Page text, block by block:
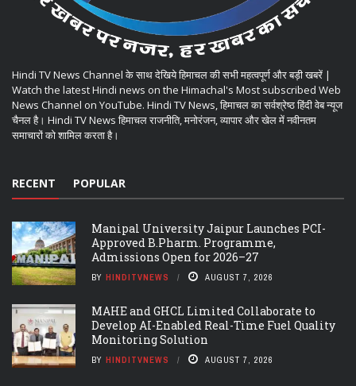
Hindi TV News Channel के साथ देखिये हिमाचल की सभी महत्वपूर्ण और बड़ी खबरें |
Watch the latest Hindi news on the Himachal's Most subscribed Web
News Channel on YouTube. Hindi TV News, हिमाचल का सर्वश्रेष्ठ हिंदी वेब न्यूज
चैनल है। Hindi TV News हिमाचल राजनीति, मनोरंजन, व्यापार और खेल में नवीनतम
समाचारों को शामिल करता है।
RECENT POPULAR
Manipal University Jaipur Launches PCI-
Approved B.Pharm. Programme,
Admissions Open for 2026–27
BY HINDITVNEWS AUGUST 7, 2026
MAHE and GHCL Limited Collaborate to
Develop AI-Enabled Real-Time Fuel Quality
Monitoring Solution
BY HINDITVNEWS AUGUST 7, 2026